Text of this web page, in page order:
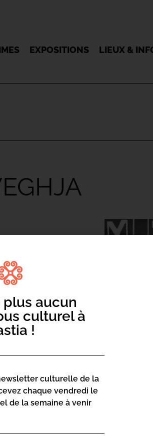
EXPOSITIONS LIEUX &
è… figatelli !
plus aucun
culturel à
!
culturelle de la
chaque vendredi le
de la semaine à venir